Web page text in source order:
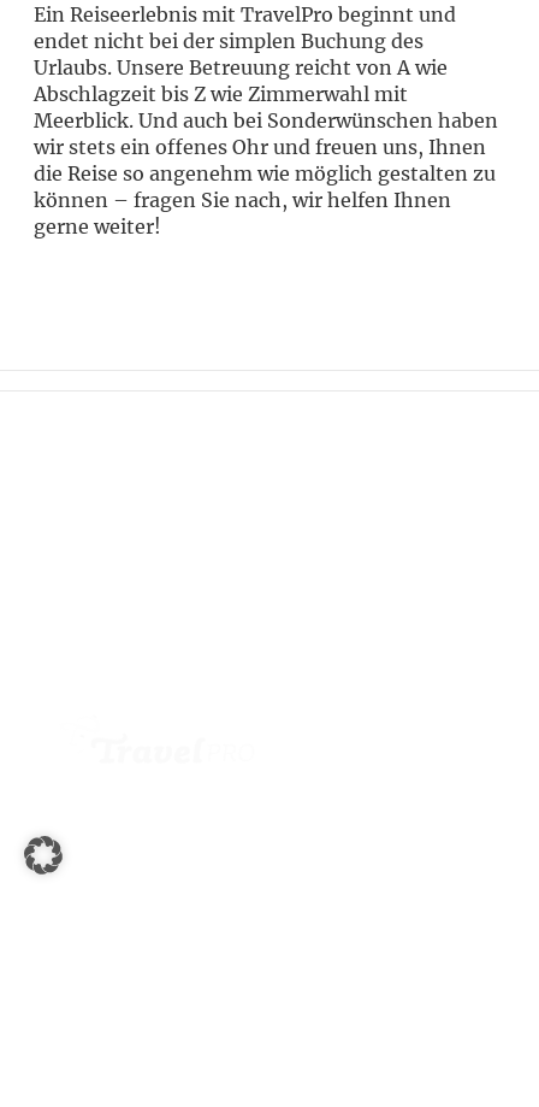
Ein Reiseerlebnis mit TravelPro beginnt und
endet nicht bei der simplen Buchung des
Urlaubs. Unsere Betreuung reicht von A wie
Abschlagzeit bis Z wie Zimmerwahl mit
Meerblick. Und auch bei Sonderwünschen haben
wir stets ein offenes Ohr und freuen uns, Ihnen
die Reise so angenehm wie möglich gestalten zu
können – fragen Sie nach, wir helfen Ihnen
gerne weiter!
8046 Graz
+43 316 26 49 19